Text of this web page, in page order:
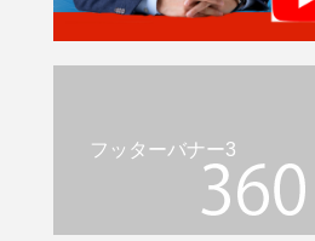
フッターバナー3